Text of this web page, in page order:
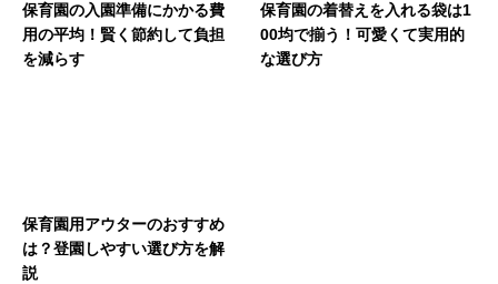
保育園の入園準備にかかる費
用の平均！賢く節約して負担
を減らす
保育園の着替えを入れる袋は1
00均で揃う！可愛くて実用的
な選び方
保育園用アウターのおすすめ
は？登園しやすい選び方を解
説